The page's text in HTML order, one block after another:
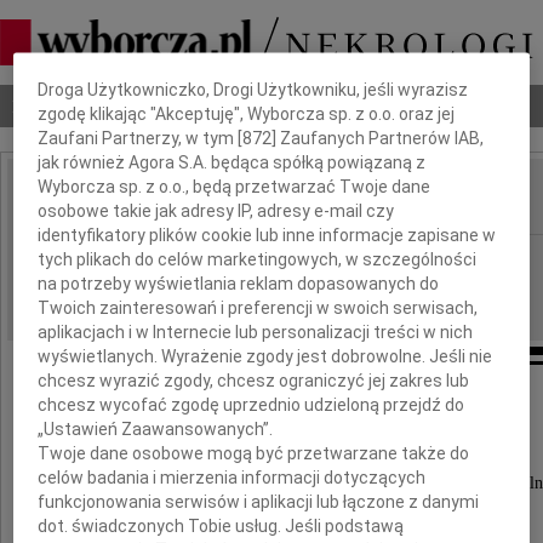
Nekrologi Odeszli Poradnik pogrzebowy
IMIĘ I NAZWISKO:
REGION: Łódź
DATA EMISJI: 21.10.2010
Wyrazy serdecznego współczucia
Pani dr hab. Zofii Uzelac
Profesor Państwowej Wyższej Szkoły Filmowej, Telewizyjnej i
Wydziału Aktorskiego
Dbamy o Twoją prywatność
Droga Użytkowniczko, Drogi Użytkowniku, jeśli wyrazisz
zgodę klikając "Akceptuję", Wyborcza sp. z o.o. oraz jej
Zaufani Partnerzy, w tym [872 ] Zaufanych Partnerów IAB,
jak również Agora S.A. będąca spółką powiązaną z
Wyborcza sp. z o.o., będą przetwarzać Twoje dane
osobowe takie jak adresy IP, adresy e-mail czy
identyfikatory plików cookie lub inne informacje zapisane w
tych plikach do celów marketingowych, w szczególności
na potrzeby wyświetlania reklam dopasowanych do
Twoich zainteresowań i preferencji w swoich serwisach,
aplikacjach i w Internecie lub personalizacji treści w nich
wyświetlanych. Wyrażenie zgody jest dobrowolne. Jeśli nie
chcesz wyrazić zgody, chcesz ograniczyć jej zakres lub
chcesz wycofać zgodę uprzednio udzieloną przejdź do
„Ustawień Zaawansowanych”.
Twoje dane osobowe mogą być przetwarzane także do
celów badania i mierzenia informacji dotyczących
funkcjonowania serwisów i aplikacji lub łączone z danymi
dot. świadczonych Tobie usług. Jeśli podstawą